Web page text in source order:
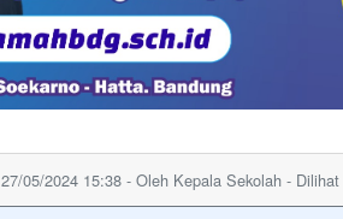
27/05/2024 15:38 - Oleh Kepala Sekolah -